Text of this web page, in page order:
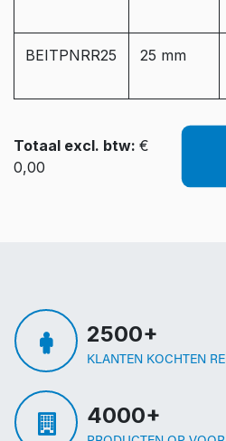
BEITPNRR25 25 mm
Totaal excl. btw: €
0,00
2500+
KLANTEN KOCHTEN
4000+